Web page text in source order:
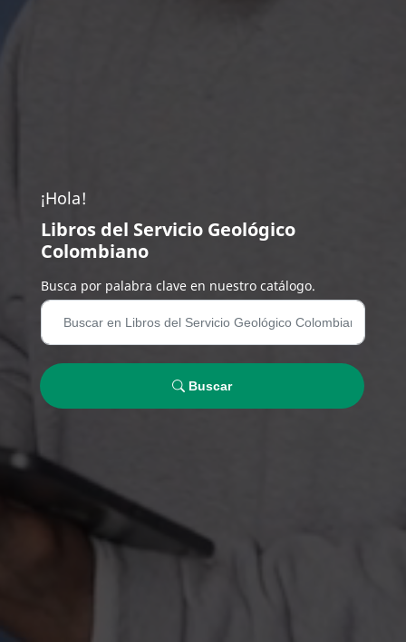
¡Hola!
Libros del Servicio Geológico
Colombiano
Busca por palabra clave en nuestro catálogo.
Buscar